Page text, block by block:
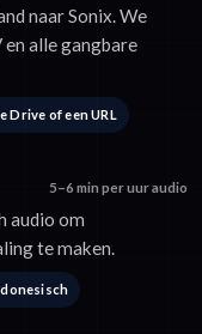
naar Sonix. We
en alle gangbare
Drive of een URL
5–6 min per uur audio
audio om
te maken.